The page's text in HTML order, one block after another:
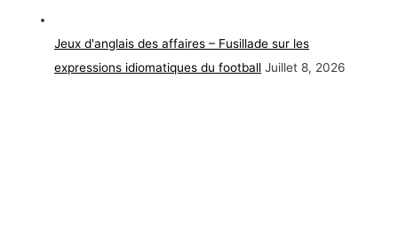
Jeux d'anglais des affaires – Fusillade sur les
expressions idiomatiques du football Juillet 8, 2026